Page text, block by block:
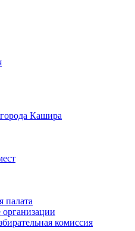
Кашира
палата
комиссия